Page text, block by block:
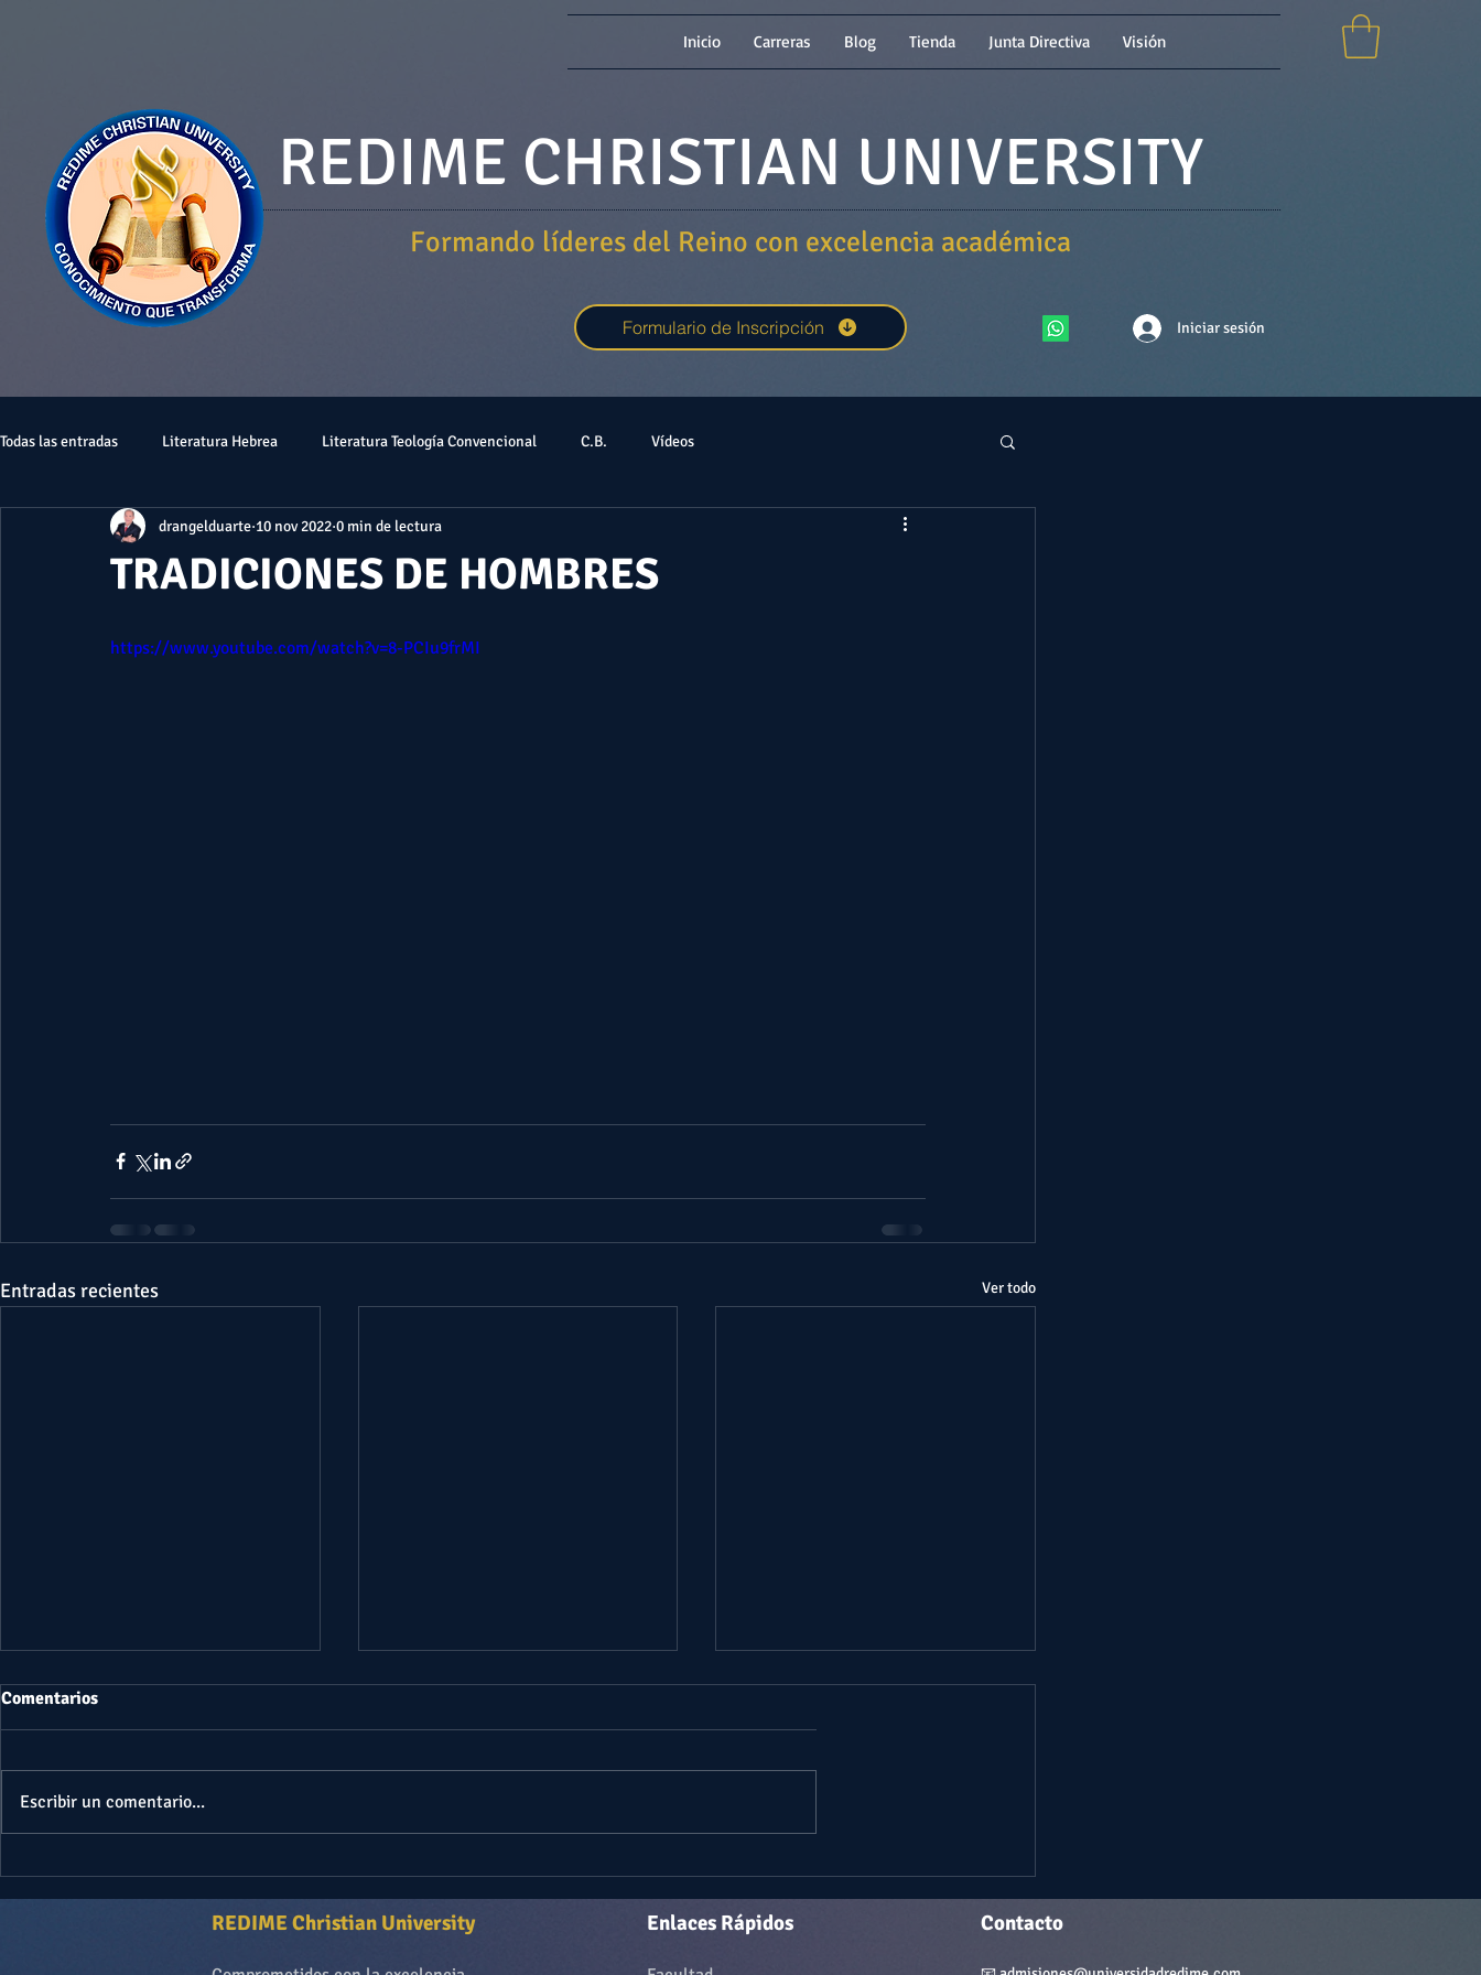
Inicio Carreras Blog Tienda Junta Directiva Visión
REDIME CHRISTIAN UNIVERSITY
Formando líderes del Reino con excelencia académica
Formulario de Inscripción Iniciar sesión
Todas las entradas Literatura Hebrea Literatura Teología Convencional C.B. Vídeos
TRADICIONES DE HOMBRES
drangelduarte 10 nov 2022 0 min de lectura
https://www.youtube.com/watch?v=8-PCIu9frMI
Entradas recientes Ver todo
11? ¿Elías y Enoc regresan a la
#MUNDOSUPERIOR
Comentarios
Escribir un comentario...
REDIME Christian University Enlaces Rápidos Contacto